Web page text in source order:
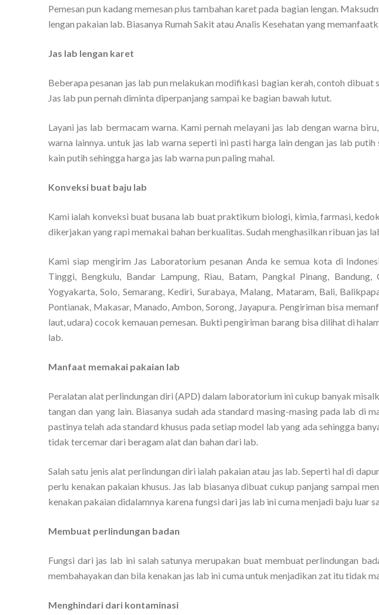
Pemesan pun kadang memesan plus tambahan karet pada bagian lengan.
lengan pakaian lab. Biasanya Rumah Sakit atau Analis Kesehatan yang
Jas lab lengan karet
Beberapa pesanan jas lab pun melakukan modifikasi bagian kerah, contoh dibuat
Jas lab pun pernah diminta diperpanjang sampai ke bagian bawah lutut.
Layani jas lab bermacam warna. Kami pernah melayani jas lab dengan warna
warna lainnya. untuk jas lab warna seperti ini pasti harga lain dengan jas lab
kain putih sehingga harga jas lab warna pun paling mahal.
Konveksi buat baju lab
Kami ialah konveksi buat busana lab buat praktikum biologi, kimia, farmasi,
dikerjakan yang rapi memakai bahan berkualitas. Sudah menghasilkan ribuan jas
Kami siap mengirim Jas Laboratorium pesanan Anda ke semua kota di
Tinggi, Bengkulu, Bandar Lampung, Riau, Batam, Pangkal Pinang, Bandung,
Yogyakarta, Solo, Semarang, Kediri, Surabaya, Malang, Mataram, Bali,
Pontianak, Makasar, Manado, Ambon, Sorong, Jayapura. Pengiriman bisa
laut, udara) cocok kemauan pemesan. Bukti pengiriman barang bisa dilihat di
lab.
Manfaat memakai pakaian lab
Peralatan alat perlindungan diri (APD) dalam laboratorium ini cukup banyak
tangan dan yang lain. Biasanya sudah ada standard masing-masing pada lab di
pastinya telah ada standard khusus pada setiap model lab yang ada sehingga
tidak tercemar dari beragam alat dan bahan dari lab.
Salah satu jenis alat perlindungan diri ialah pakaian atau jas lab. Seperti hal di
perlu kenakan pakaian khusus. Jas lab biasanya dibuat cukup panjang sampai
kenakan pakaian didalamnya karena fungsi dari jas lab ini cuma menjadi baju luar
Membuat perlindungan badan
Fungsi dari jas lab ini salah satunya merupakan buat membuat perlindungan
membahayakan dan bila kenakan jas lab ini cuma untuk menjadikan zat itu tidak
Menghindari dari kontaminasi